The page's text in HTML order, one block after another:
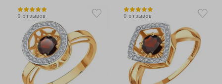
0 отзывов 0 отзывов